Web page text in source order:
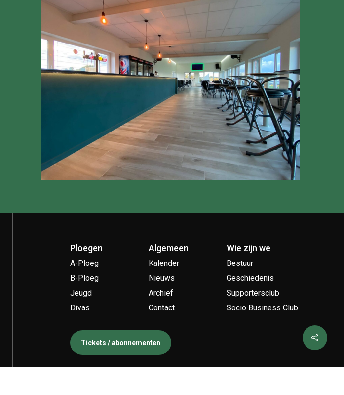
Ploegen
A-Ploeg
B-Ploeg
Jeugd
Divas
Algemeen
Kalender
Nieuws
Archief
Contact
Wie zijn we
Bestuur
Geschiedenis
Supportersclub
Socio Business Club
Tickets / abonnementen